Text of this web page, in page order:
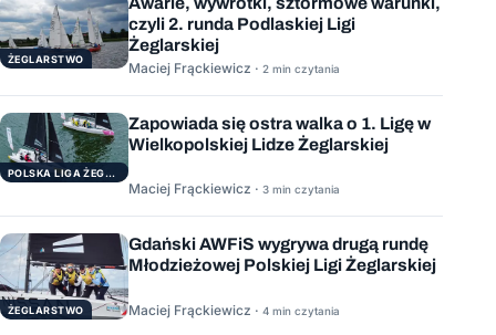
ŻEGLARSTWO
czyli 2. runda Podlaskiej Ligi
Żeglarskiej
Maciej Frąckiewicz · 2 min czytania
POLSKA LIGA ŻEGLARSKA
Zapowiada się ostra walka o 1. Ligę w
Wielkopolskiej Lidze Żeglarskiej
Maciej Frąckiewicz · 3 min czytania
ŻEGLARSTWO
Gdański AWFiS wygrywa drugą rundę
Młodzieżowej Polskiej Ligi Żeglarskiej
Maciej Frąckiewicz · 4 min czytania